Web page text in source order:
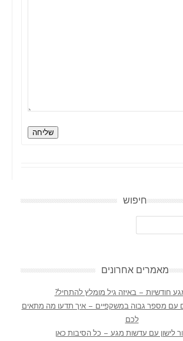
שליחה
חיפוש
מאמרים אחרונים
חודשיות – באיזה גיל מומלץ להתחיל?
עם מספר גבוה במשקפיים – איך תדעו מה מתאים
לכם
לישון עם עדשות מגע – כל הסיבות כאן